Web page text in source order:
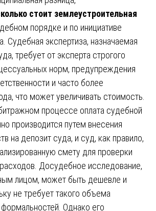
стоит землеустроительная
порядке и по инициативе
Судебная экспертиза, назначаемая
требует от эксперта строгого
норм, предупреждения
и часто более
что может увеличивать стоимость.
процессе оплата судебной
производится путем внесения
на депозит суда, и суд, как правило,
смету для проверки
Досудебное исследование,
лицом, может быть дешевле и
не требует такого объема
Однако его